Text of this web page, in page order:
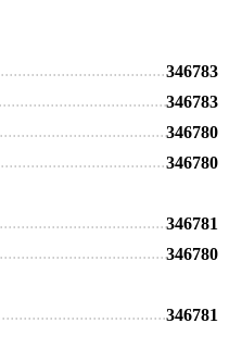
346783
346783
346780
346780
346781
346780
346781